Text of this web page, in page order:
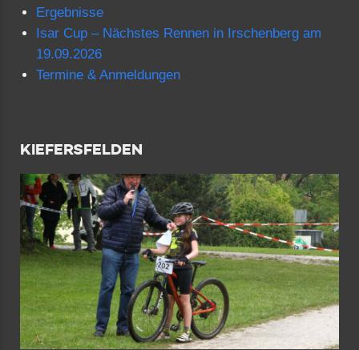
Ergebnisse
Isar Cup – Nächstes Rennen in Irschenberg am
19.09.2026
Termine & Anmeldungen
KIEFERSFELDEN